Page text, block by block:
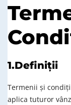
1.Definiții
Termenii și
aplica tuturor